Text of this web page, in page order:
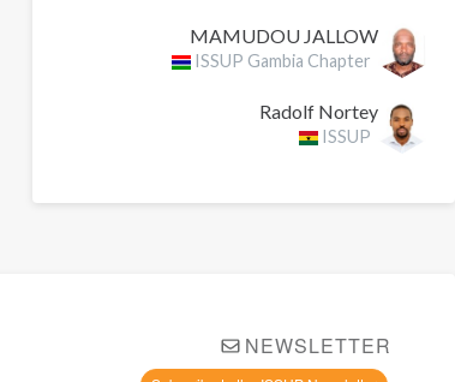
MAMUDOU JALLOW
ISSUP Gambia Chapter
Radolf Nortey
ISSUP
NEWSLETTER